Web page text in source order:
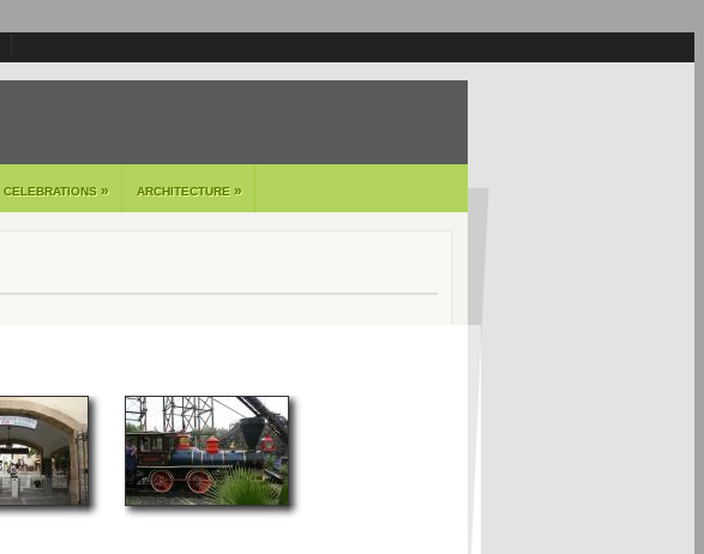
CELEBRATIONS » ARCHITECTURE »